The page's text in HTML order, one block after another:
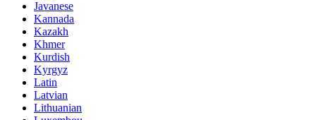
Javanese
Kannada
Kazakh
Khmer
Kurdish
Kyrgyz
Latin
Latvian
Lithuanian